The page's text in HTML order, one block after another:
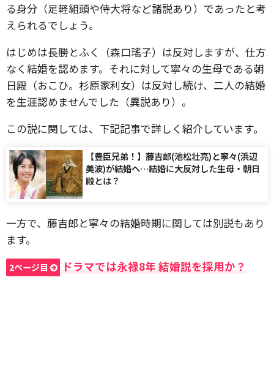
る身分（足軽組頭や侍大将など諸説あり）であったと考
えられるでしょう。
はじめは長勝とふく（森口瑤子）は反対しますが、仕方
なく結婚を認めます。それに対して寧々の生母である朝
日殿（おこひ。杉原家利女）は反対し続け、二人の結婚
を生涯認めませんでした（異説あり）。
この説に関しては、下記記事で詳しく紹介しています。
【豊臣兄弟！】藤吉郎(池松壮亮)と寧々(浜辺
美波)が結婚へ…結婚に大反対した生母・朝日
殿とは？
一方で、藤吉郎と寧々の結婚時期に関しては別説もあり
ます。
2ページ目 ドラマでは永禄8年 結婚説を採用か？